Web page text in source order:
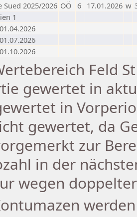
Sued 2025/2026 OÖ 6 17.01.2026 w
1
Feld
gewertet in
in
gewertet, da
zur
in der
wegen